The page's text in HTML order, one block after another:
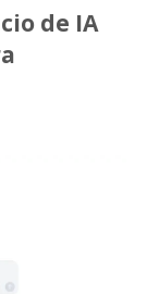
de IA